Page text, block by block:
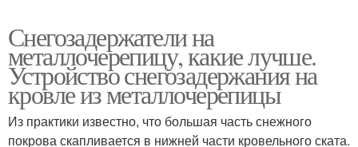
Снегозадержатели на
металлочерепицу, какие лучше.
Устройство снегозадержания на
кровле из металлочерепицы
Из практики известно, что большая часть снежного
покрова скапливается в нижней части кровельного ската.